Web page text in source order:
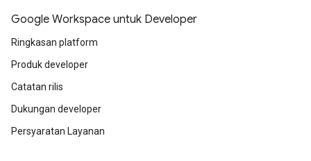
Google Workspace untuk Developer
Ringkasan platform
Produk developer
Catatan rilis
Dukungan developer
Persyaratan Layanan